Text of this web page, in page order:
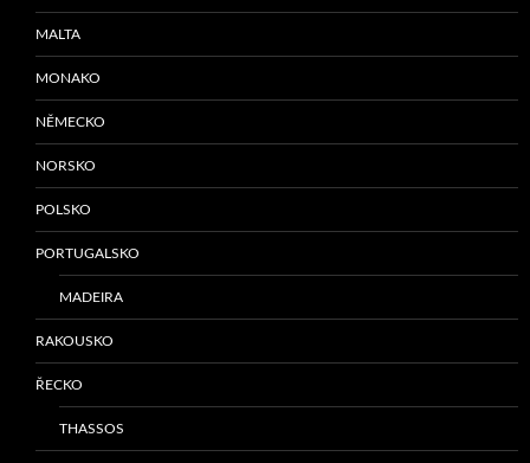
MALTA
MONAKO
NĚMECKO
NORSKO
POLSKO
PORTUGALSKO
MADEIRA
RAKOUSKO
ŘECKO
THASSOS